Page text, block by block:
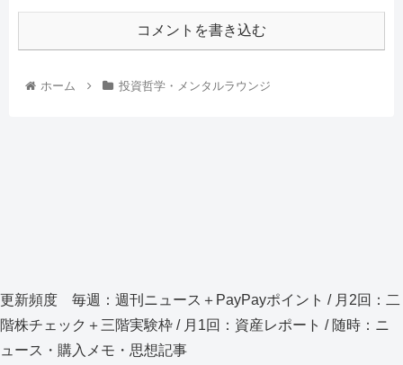
コメントを書き込む
ホーム 投資哲学・メンタルラウンジ
更新頻度 毎週：週刊ニュース＋PayPayポイント / 月2回：二
階株チェック＋三階実験枠 / 月1回：資産レポート / 随時：ニ
ュース・購入メモ・思想記事